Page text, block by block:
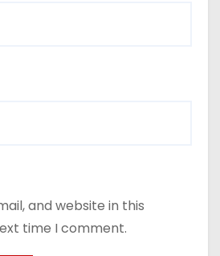
and website in this
time I comment.